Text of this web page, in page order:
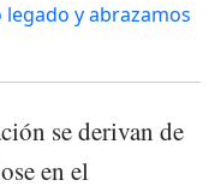
legado y abrazamos
se derivan de
en el